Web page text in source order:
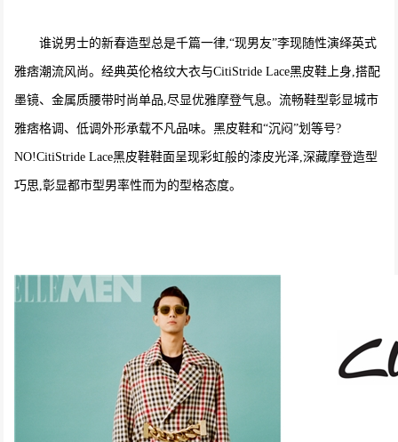
谁说男士的新春造型总是千篇一律,“现男友”李现随性演绎英式
雅痞潮流风尚。经典英伦格纹大衣与CitiStride Lace黑皮鞋上身,搭配
墨镜、金属质腰带时尚单品,尽显优雅摩登气息。流畅鞋型彰显城市
雅痞格调、低调外形承载不凡品味。黑皮鞋和“沉闷”划等号?
NO!CitiStride Lace黑皮鞋鞋面呈现彩虹般的漆皮光泽,深藏摩登造型
巧思,彰显都市型男率性而为的型格态度。